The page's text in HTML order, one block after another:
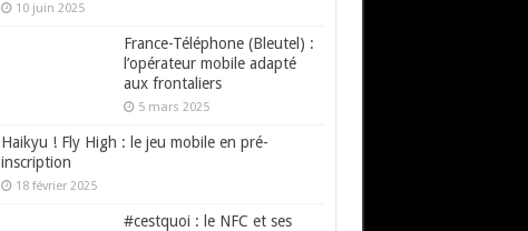
10 juin 2025
France-Téléphone (Bleutel) :
l’opérateur mobile adapté
aux frontaliers
5 mars 2025
Haikyu ! Fly High : le jeu mobile en pré-
inscription
18 février 2025
#cestquoi : le NFC et ses